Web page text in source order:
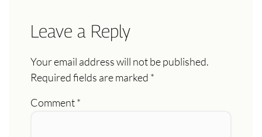
Leave a Reply
Your email address will not be published.
Required fields are marked *
Comment*